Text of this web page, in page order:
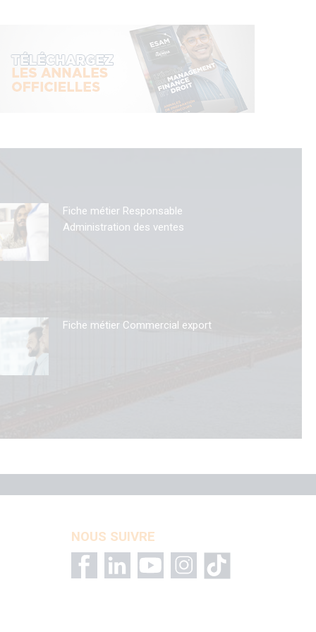
Fiche métier Responsable
Administration des ventes
Fiche métier Commercial export
NOUS SUIVRE